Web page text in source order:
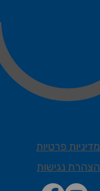
הצהרת נגישות
מדיניות פרטיות